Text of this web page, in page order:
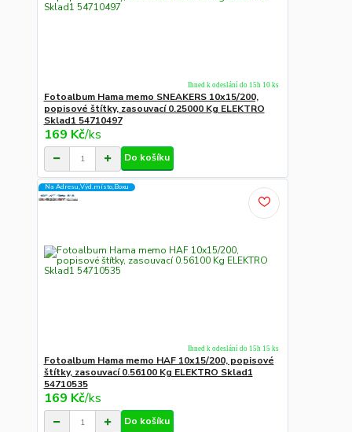
Fotoalbum Hama memo SNEAKERS 10x15/200,
popisové štítky, zasouvací 0.25000 Kg ELEKTRO
Sklad1 54710497
169 Kč/ks
Ihned k odeslání do 15h 10 ks
Do košíku
Na Adresu,Výd.místo,Boxu
Fotoalbum Hama memo HAF 10x15/200, popisové
štítky, zasouvací 0.56100 Kg ELEKTRO Sklad1
54710535
169 Kč/ks
Ihned k odeslání do 15h 15 ks
Do košíku